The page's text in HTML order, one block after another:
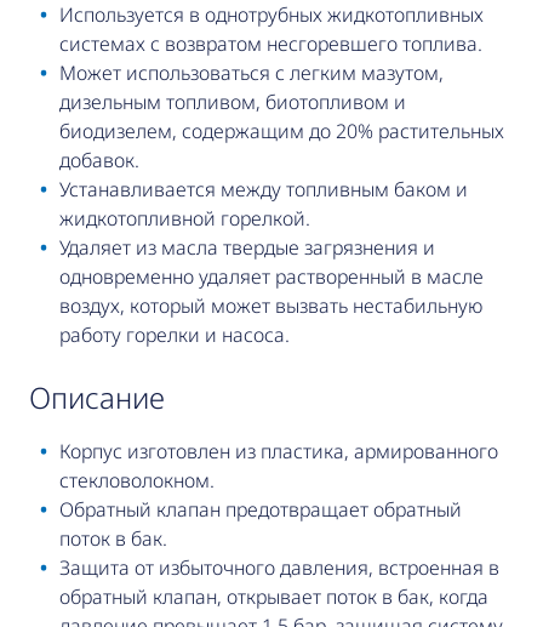
Используется в однотрубных жидкотопливных
системах с возвратом несгоревшего топлива.
Может использоваться с легким мазутом,
дизельным топливом, биотопливом и
биодизелем, содержащим до 20% растительных
добавок.
Устанавливается между топливным баком и
жидкотопливной горелкой.
Удаляет из масла твердые загрязнения и
одновременно удаляет растворенный в масле
воздух, который может вызвать нестабильную
работу горелки и насоса.
описание
Корпус изготовлен из пластика, армированного
стекловолокном.
Обратный клапан предотвращает обратный
поток в бак.
Защита от избыточного давления, встроенная в
обратный клапан, открывает поток в бак, когда